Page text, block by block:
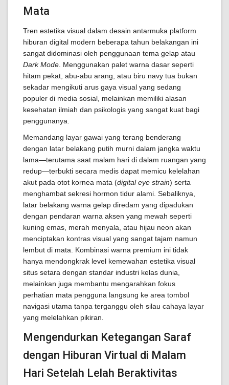
Mata
Tren estetika visual dalam desain antarmuka platform
hiburan digital modern beberapa tahun belakangan ini
sangat didominasi oleh penggunaan tema gelap atau
Dark Mode . Menggunakan palet warna dasar seperti
hitam pekat, abu-abu arang, atau biru navy tua bukan
sekadar mengikuti arus gaya visual yang sedang
populer di media sosial, melainkan memiliki alasan
kesehatan ilmiah dan psikologis yang sangat kuat bagi
penggunanya.
Memandang layar gawai yang terang benderang
dengan latar belakang putih murni dalam jangka waktu
lama—terutama saat malam hari di dalam ruangan yang
redup—terbukti secara medis dapat memicu kelelahan
akut pada otot kornea mata (digital eye strain) serta
menghambat sekresi hormon tidur alami. Sebaliknya,
latar belakang warna gelap diredam yang dipadukan
dengan pendaran warna aksen yang mewah seperti
kuning emas, merah menyala, atau hijau neon akan
menciptakan kontras visual yang sangat tajam namun
lembut di mata. Kombinasi warna premium ini tidak
hanya mendongkrak level kemewahan estetika visual
situs setara dengan standar industri kelas dunia,
melainkan juga membantu mengarahkan fokus
perhatian mata pengguna langsung ke area tombol
navigasi utama tanpa terganggu oleh silau cahaya layar
yang melelahkan pikiran.
Mengendurkan Ketegangan Saraf
dengan Hiburan Virtual di Malam
Hari Setelah Lelah Beraktivitas